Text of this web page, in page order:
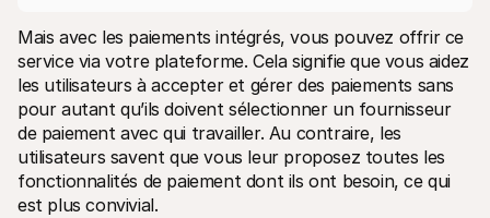
Mais avec les paiements intégrés, vous pouvez offrir ce
service via votre plateforme. Cela signifie que vous aidez
les utilisateurs à accepter et gérer des paiements sans
pour autant qu’ils doivent sélectionner un fournisseur
de paiement avec qui travailler. Au contraire, les
utilisateurs savent que vous leur proposez toutes les
fonctionnalités de paiement dont ils ont besoin, ce qui
est plus convivial.